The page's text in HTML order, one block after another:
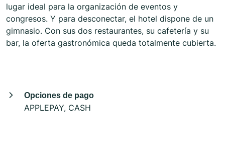
lugar ideal para la organización de eventos y
congresos. Y para desconectar, el hotel dispone de un
gimnasio. Con sus dos restaurantes, su cafetería y su
bar, la oferta gastronómica queda totalmente cubierta.
Opciones de pago
APPLEPAY, CASH